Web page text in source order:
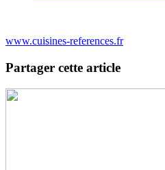
www.cuisines-references.fr
Partager cette article